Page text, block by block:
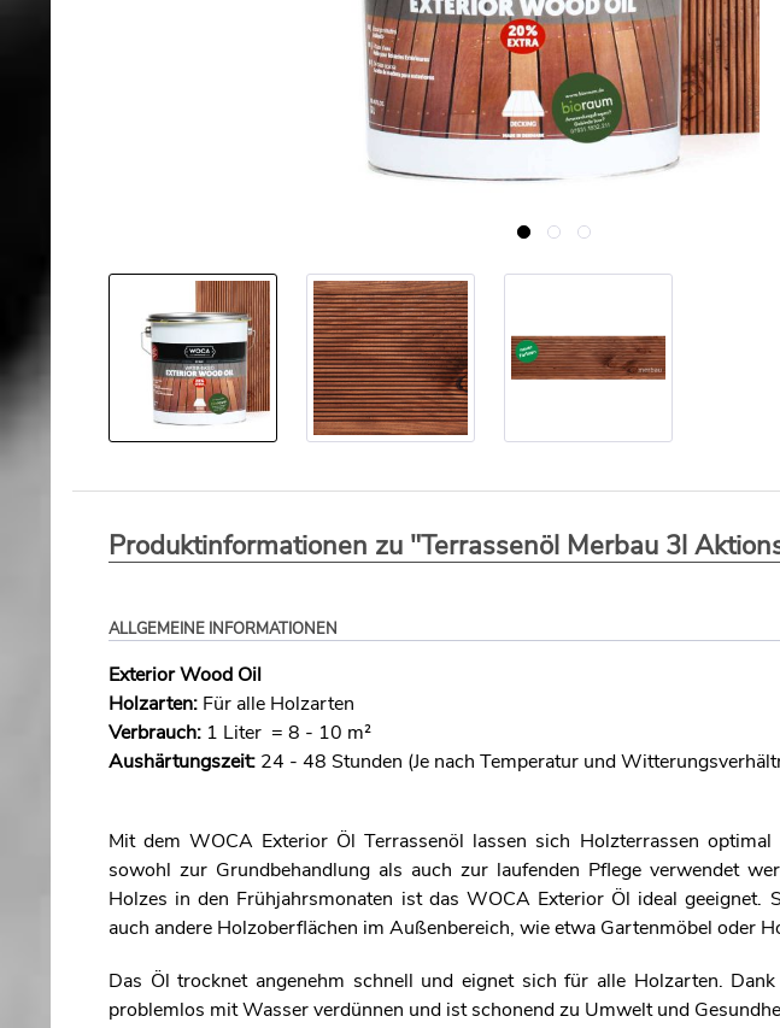
Produktinformationen zu "Terrassenöl Merbau 3l
ALLGEMEINE INFORMATIONEN
Exterior Wood Oil
Holzarten: Für alle Holzarten
Verbrauch: 1 Liter = 8 - 10 m²
Aushärtungszeit: 24 - 48 Stunden (Je nach Temperatur und
Mit dem WOCA Exterior Öl Terrassenöl lassen sich Holzterrassen
sowohl zur Grundbehandlung als auch zur laufenden Pflege verwendet
Holzes in den Frühjahrsmonaten ist das WOCA Exterior Öl ideal geeignet.
auch andere Holzoberflächen im Außenbereich, wie etwa Gartenmöbel oder
Das Öl trocknet angenehm schnell und eignet sich für alle Holzarten.
problemlos mit Wasser verdünnen und ist schonend zu Umwelt und